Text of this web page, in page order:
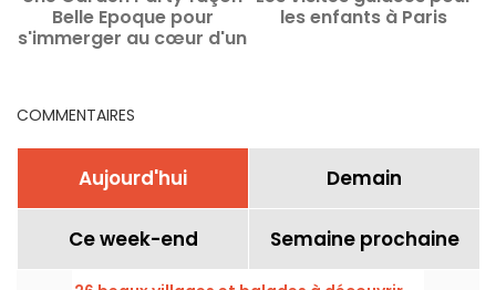
Belle Epoque pour
s'immerger au cœur d'un
les enfants à Paris
COMMENTAIRES
Aujourd'hui Demain
Ce week-end Semaine prochaine